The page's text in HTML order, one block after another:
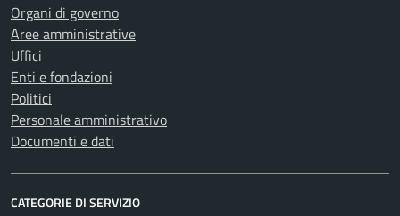
Organi di governo
Aree amministrative
Uffici
Enti e fondazioni
Politici
Personale amministrativo
Documenti e dati
CATEGORIE DI SERVIZIO